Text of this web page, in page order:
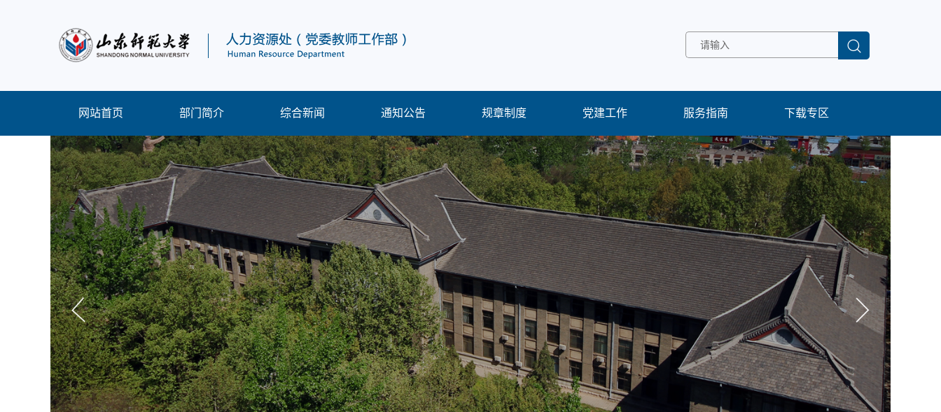
网站首页 部门简介 综合新闻 通知公告 规章制度 党建工作 服务指南 下载专区